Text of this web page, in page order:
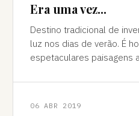
Era uma vez...
Destino tradicional de
luz nos dias de verão. É
espetaculares paisagens
06 ABR 2019